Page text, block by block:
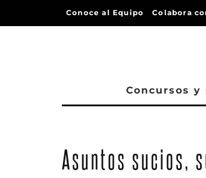
Conoce al Equipo Colabora
Concursos y
Asuntos sucios,